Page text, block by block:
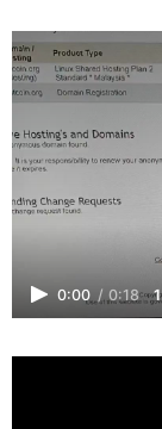
0:00 / 0:18